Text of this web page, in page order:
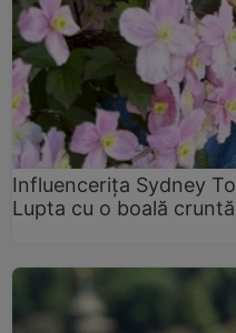
Influencerița Sydney
Lupta cu o boală cruntă